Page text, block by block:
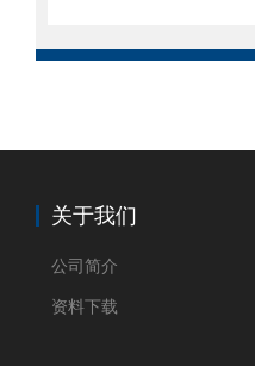
关于我们
公司简介
资料下载